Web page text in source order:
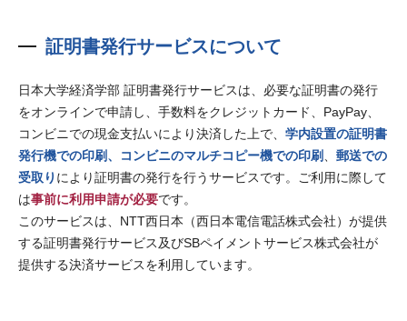
証明書発行サービスについて
日本大学経済学部 証明書発行サービスは、必要な証明書の発行
をオンラインで申請し、手数料をクレジットカード、PayPay、
コンビニでの現金支払いにより決済した上で、 学内設置の証明書
発行機での印刷、コンビニのマルチコピー機での印刷
郵送での
受取り により証明書の発行を行うサービスです。ご利用に際して
は事前に利用申請が必要です。
このサービスは、NTT西日本（西日本電信電話株式会社）が提供
する証明書発行サービス及びSBペイメントサービス株式会社が
提供する決済サービスを利用しています。